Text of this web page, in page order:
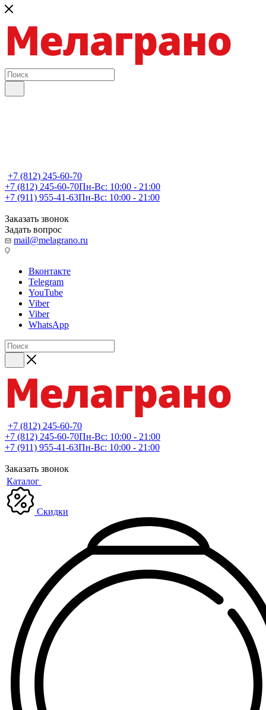
+7 (812) 245-60-70
+7 (812) 245-60-70Пн-Вс: 10:00 - 21:00
+7 (911) 955-41-63Пн-Вс: 10:00 - 21:00
Заказать звонок
Задать вопрос
mail@melagrano.ru
Вконтакте
Telegram
YouTube
Viber
Viber
WhatsApp
+7 (812) 245-60-70
+7 (812) 245-60-70Пн-Вс: 10:00 - 21:00
+7 (911) 955-41-63Пн-Вс: 10:00 - 21:00
Заказать звонок
Каталог
Скидки